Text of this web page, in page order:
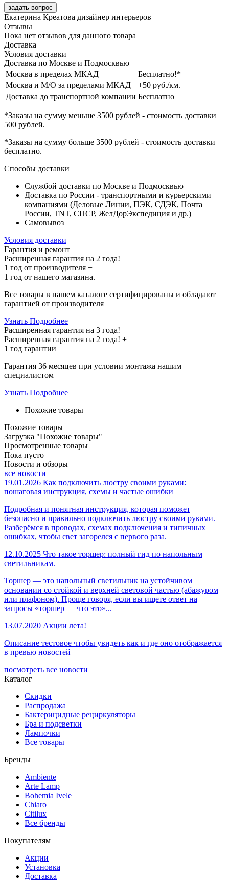
задать вопрос
Екатерина Креатова дизайнер интерьеров
Отзывы
Пока нет отзывов для данного товара
Доставка
Условия доставки
Доставка по Москве и Подмосквью
Москва в пределах МКАД
Бесплатно!*
Москва и М/О за пределами МКАД
+50 руб./км.
Доставка до транспортной компании Бесплатно
*Заказы на сумму меньше 3500 рублей - стоимость доставки
500 рублей.
*Заказы на сумму больше 3500 рублей - стоимость доставки
бесплатно.
Способы доставки
Службой доставки по Москве и Подмосквью
Доставка по России - транспортными и курьерскими
компаниями (Деловые Линии, ПЭК, СДЭК, Почта
России, TNT, СПСР, ЖелДорЭкспедиция и др.)
Самовывоз
Условия доставки
Гарантия и ремонт
Расширенная гарантия на 2 года!
1 год от производителя +
1 год от нашего магазина.
Все товары в нашем каталоге сертифицированы и обладают
гарантией от производителя
Узнать Подробнее
Расширенная гарантия на 3 года!
Расширенная гарантия на 2 года! +
1 год гарантии
Гарантия 36 месяцев при условии монтажа нашим
специалистом
Узнать Подробнее
Похожие товары
Похожие товары
Загрузка "Похожие товары"
Просмотренные товары
Пока пусто
Новости и обзоры
все новости
19.01.2026 Как подключить люстру своими руками:
пошаговая инструкция, схемы и частые ошибки
Подробная и понятная инструкция, которая поможет
безопасно и правильно подключить люстру своими руками.
Разберёмся в проводах, схемах подключения и типичных
ошибках, чтобы свет загорелся с первого раза.
12.10.2025 Что такое торшер: полный гид по напольным
светильникам.
Торшер — это напольный светильник на устойчивом
основании со стойкой и верхней световой частью (абажуром
или плафоном). Проще говоря, если вы ищете ответ на
запросы «торшер — что это»...
13.07.2020 Акции лета!
Описание тестовое чтобы увидеть как и где оно отображается
в превью новостей
посмотреть все новости
Каталог
Скидки
Распродажа
Бактерицидные рециркуляторы
Бра и подсветки
Лампочки
Все товары
Бренды
Ambiente
Arte Lamp
Bohemia Ivele
Chiaro
Citilux
Все бренды
Покупателям
Акции
Установка
Доставка